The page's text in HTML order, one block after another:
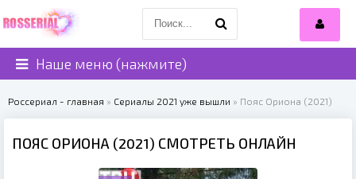
Наше меню (нажмите)
Россериал - главная » Сериалы 2021 уже вышли » Пояс Ориона (2021)
ПОЯС ОРИОНА (2021) СМОТРЕТЬ ОНЛАЙН